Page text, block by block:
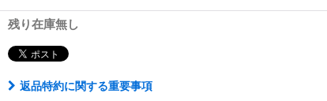
残り在庫無し
返品特約に関する重要事項